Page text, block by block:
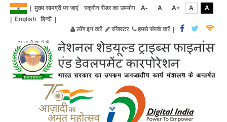
मुख्य सामग्री पर जाएं स्क्रीन रीडर का उपयोग A- A A+ A
A
English हिन्दी|
लॉग इन करें
रजिस्टर हमसे संपर्क करें|